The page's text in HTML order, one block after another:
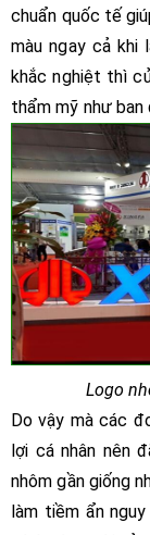
chuẩn quốc tế
màu ngay cả
khắc nghiệt thì
thẩm mỹ như ban
Logo
Do vậy mà các
lợi cá nhân nên
nhôm gần giống
làm tiềm ẩn